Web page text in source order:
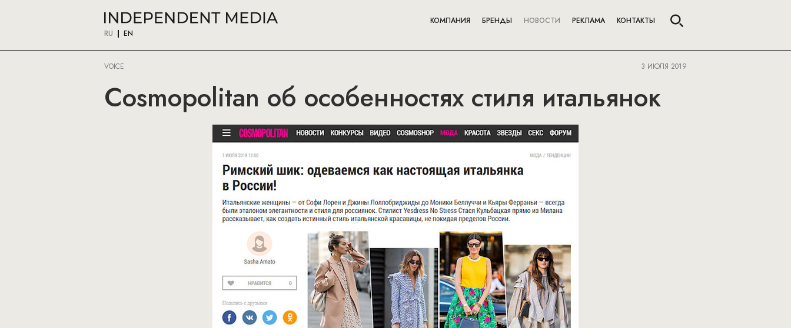
RU EN
КОМПАНИЯ БРЕНДЫ НОВОСТИ РЕКЛАМА КОНТАКТЫ
VOICE 3 ИЮЛЯ 2019
Cosmopolitan об особенностях стиля итальянок